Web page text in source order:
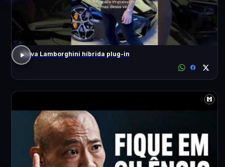
Nova Lamborghini híbrida plug-in